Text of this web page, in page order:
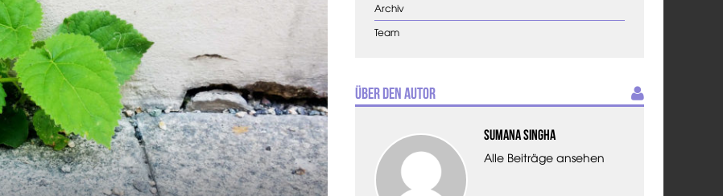
Archiv
Team
Über den Autor
Sumana Singha
Alle Beiträge ansehen